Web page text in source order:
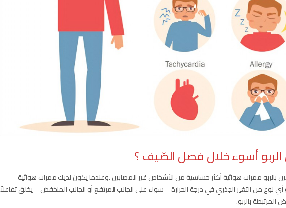
أسوء خلال فصل الصّيف ؟
ممرات هوائية أكثر حساسية من الأشخاص غير المصابين .وعندما يكون لديك ممرات هوائية
نوع من التغير الجذري في درجة الحرارة – سواء على الجانب المرتفع أو الجانب المنخفض – يخلق تفاعلاً
بالربو.